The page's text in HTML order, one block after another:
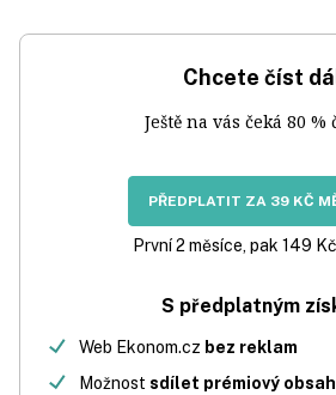
Chcete číst
Ještě na vás čeká 80 %
PŘEDPLATIT ZA 39 KČ
První 2 měsíce, pak 149
S předplatným
Web Ekonom.cz bez reklam
Možnost sdílet prémiový obsah